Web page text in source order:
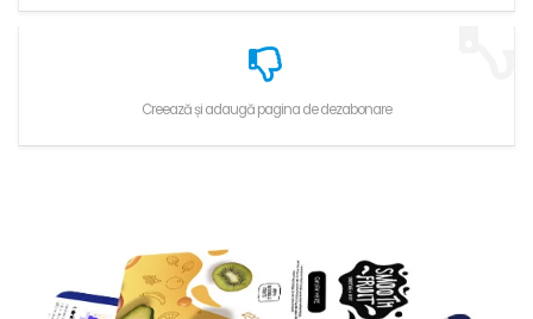
Creează și adaugă pagina de dezabonare